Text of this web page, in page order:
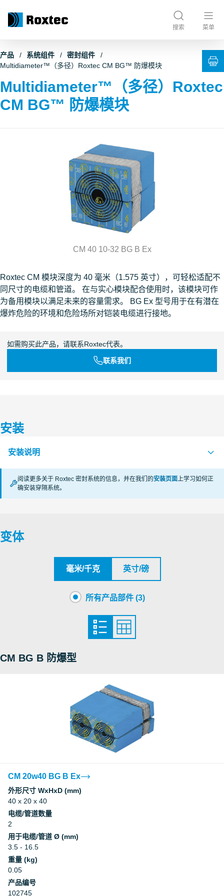
搜索 菜单
产品 系统组件
密封组件
Multidiameter™（多径）Roxtec CM BG™ 防爆模块
Multidiameter™（多径）Roxtec
CM BG™ 防爆模块
Roxtec CM 模块深度为 40 毫米（1.575 英寸），可轻松适配不
同尺寸的电缆和管道。 在与实心模块配合使用时，该模块可作
为备用模块以满足未来的容量需求。 BG Ex 型号用于在有潜在
爆炸危险的环境和危险场所对铠装电缆进行接地。
如需购买此产品，请联系Roxtec代表。
联系我们
CM 40 10-32 BG B Ex
安装
安装说明
CF 8 AND CF 32 BG Ex (en)
阅读更多关于 Roxtec 密封系统的信息，并在我们的安装页面上学习如何正
确安装穿隔系统。
变体
毫米/千克 英寸/磅
所有产品部件 (3)
CM BG B 防爆型
CM 20w40 BG B Ex
外形尺寸 WxHxD (mm)
40 x 20 x 40
电缆/管道数量
2
用于电缆/管道 Ø (mm)
3.5 - 16.5
重量 (kg)
0.05
产品编号
102745